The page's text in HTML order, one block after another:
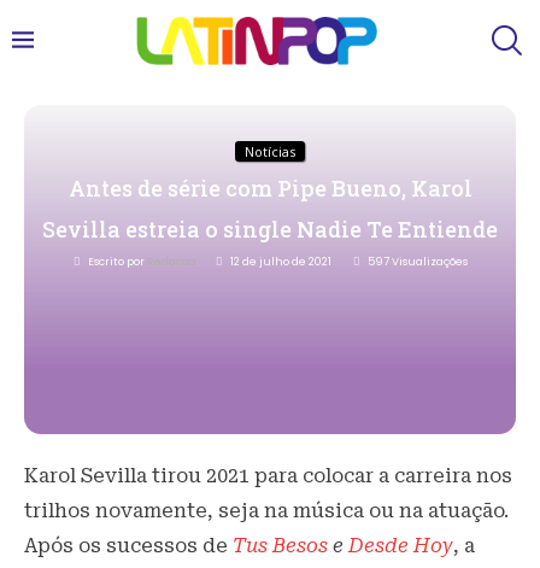
Notícias
Antes de série com Pipe Bueno, Karol
Sevilla estreia o single Nadie Te Entiende
Escrito por Redacao 12 de julho de 2021 597Visualizações
Karol Sevilla tirou 2021 para colocar a carreira nos
trilhos novamente, seja na música ou na atuação.
Após os sucessos de Tus Besos eDesde Hoy, a